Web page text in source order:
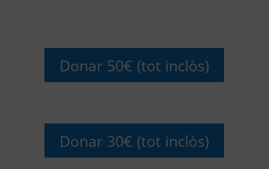
Donar 50€ (tot inclòs)
Donar 30€ (tot inclòs)